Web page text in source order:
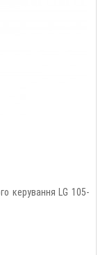
керування LG 105-